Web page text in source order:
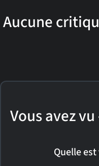
Aucune
Vous avez
Quelle